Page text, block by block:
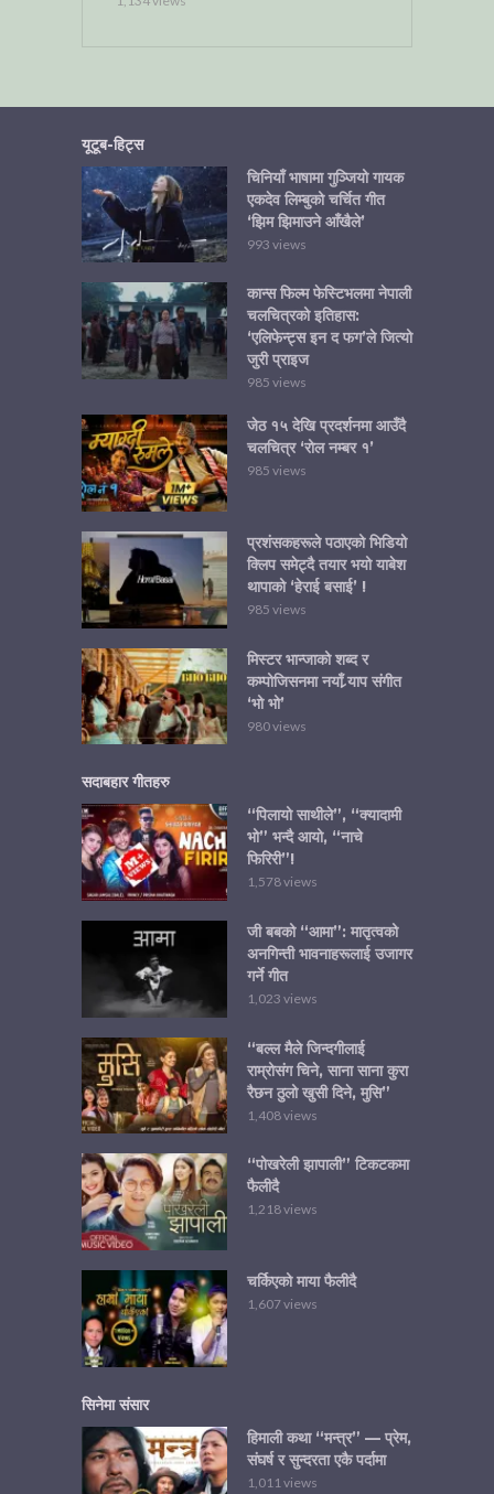
यूटूब-हिट्स
चिनियाँ भाषामा गुञ्जियो गायक
एकदेव लिम्बुको चर्चित गीत
‘झिम झिमाउने आँखैले’
993 views
कान्स फिल्म फेस्टिभलमा नेपाली
चलचित्रको इतिहास:
‘एलिफेन्ट्स इन द फग’ले जित्यो
जुरी प्राइज
985 views
जेठ १५ देखि प्रदर्शनमा आउँदै
चलचित्र ‘रोल नम्बर १’
985 views
प्रशंसकहरूले पठाएको भिडियो
क्लिप समेट्दै तयार भयो याबेश
थापाको ‘हेराई बसाई’ !
985 views
मिस्टर भान्जाको शब्द र
कम्पोजिसनमा नयाँ र्‍याप संगीत
‘भो भो’
980 views
सदाबहार गीतहरु
“पिलायो साथीले”, “क्यादामी
भो” भन्दै आयो, “नाचे
फिरिरी”!
1,578 views
जी बबको “आमा”: मातृत्वको
अनगिन्ती भावनाहरूलाई उजागर
गर्ने गीत
1,023 views
“बल्ल मैले जिन्दगीलाई
राम्रोसंग चिने, साना साना कुरा
रैछन ठुलो खुसी दिने, मुसि”
1,408 views
“पोखरेली झापाली” टिकटकमा
फैलीदै
1,218 views
चर्किएको माया फैलीदै
1,607 views
सिनेमा संसार
हिमाली कथा “मन्त्र” — प्रेम,
संघर्ष र सुन्दरता एकै पर्दामा
1,011 views